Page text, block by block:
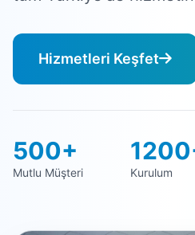
Hizmetleri Keşfet
500+
Mutlu Müşteri Kurulum